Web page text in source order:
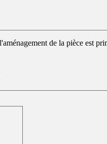
de la pièce est